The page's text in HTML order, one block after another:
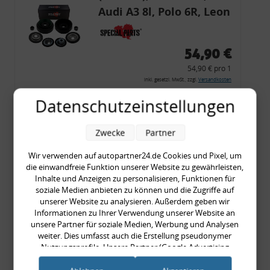
Audi A3 8l, Polo 6R, Leon
54,90 €
54,90 € pro 1
inkl. gesetzl. MwSt., zzgl. Versandkosten
Merkzettel
Rückleuchtenband mit
Blinker, rot, US-Ecken,
Audi 80 Cabrio, Typ 89,
OE-Nr.: 8G0945225 +
8G0945225C
999,99 €
Datenschutzeinstellungen
Wir verwenden auf autopartner24.de Cookies und Pixel, um
die einwandfreie Funktion unserer Website zu gewährleisten,
Inhalte und Anzeigen zu personalisieren, Funktionen für
soziale Medien anbieten zu können und die Zugriffe auf
unserer Website zu analysieren. Außerdem geben wir
Informationen zu Ihrer Verwendung unserer Website an
unsere Partner für soziale Medien, Werbung und Analysen
weiter. Dies umfasst auch die Erstellung pseudonymer
Nutzungsprofile. Unsere Partner (Google Advertising
Products) führen diese Informationen möglicherweise mit
Zwecke Partner